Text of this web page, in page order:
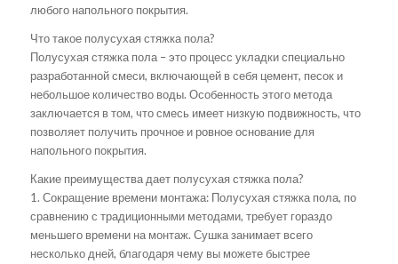
любого напольного покрытия.
Что такое полусухая стяжка пола?
Полусухая стяжка пола – это процесс укладки специально
разработанной смеси, включающей в себя цемент, песок и
небольшое количество воды. Особенность этого метода
заключается в том, что смесь имеет низкую подвижность, что
позволяет получить прочное и ровное основание для
напольного покрытия.
Какие преимущества дает полусухая стяжка пола?
1. Сокращение времени монтажа: Полусухая стяжка пола, по
сравнению с традиционными методами, требует гораздо
меньшего времени на монтаж. Сушка занимает всего
несколько дней, благодаря чему вы можете быстрее